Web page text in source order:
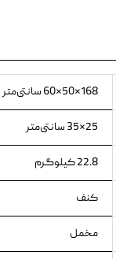
168×50×60 سانتی‌متر
25×35 سانتی‌متر
22.8 کیلوگرم
کنف
مخمل